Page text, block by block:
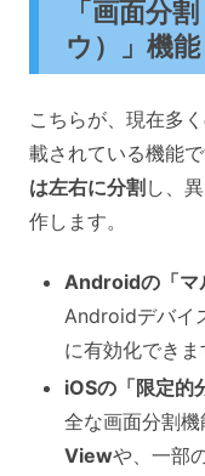
「画面分
ウ）」機能
こちらが、現在多
載されている機能
は左右に分割し、
作します。
Androidの「マ
Androidデバイ
に有効化できま
iOSの「限定的
全な画面分割
Viewや、一部